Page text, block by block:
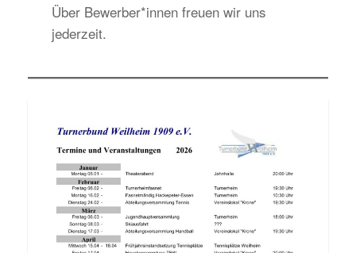
Über Bewerber*innen freuen wir uns
jederzeit.